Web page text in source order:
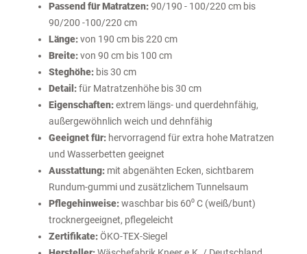
Passend für Matratzen:90/190 - 100/220 cm bis
90/200 -100/220 cm
Länge:von 190 cm bis 220 cm
Breite:von 90 cm bis 100 cm
Steghöhe: bis 30 cm
Detail:für Matratzenhöhe bis 30 cm
Eigenschaften:extrem längs- und querdehnfähig,
außergewöhnlich weich und dehnfähig
Geeignet für: hervorragend für extra hohe Matratzen
und Wasserbetten geeignet
Ausstattung: mit abgenähten Ecken, sichtbarem
Rundum-gummi und zusätzlichem Tunnelsaum
Pflegehinweise:waschbar bis 60⁰ C (weiß/bunt)
trocknergeeignet, pflegeleicht
Zertifikate:ÖKO-TEX-Siegel